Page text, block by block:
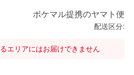
ポケマル提携のヤマト便
配送区分:
エリアにはお届けできません